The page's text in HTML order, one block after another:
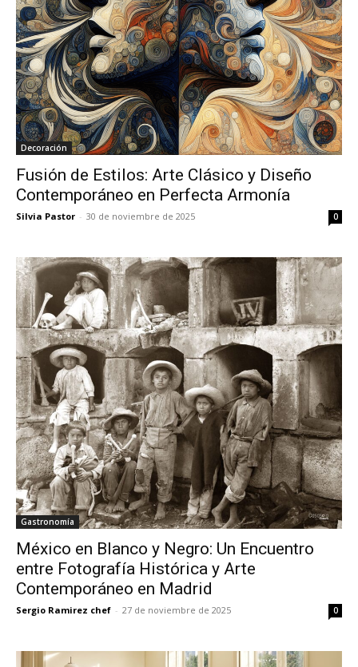
Decoración
Fusión de Estilos: Arte Clásico y Diseño
Contemporáneo en Perfecta Armonía
Silvia Pastor - 30 de noviembre de 2025 0
Gastronomía
México en Blanco y Negro: Un Encuentro
entre Fotografía Histórica y Arte
Contemporáneo en Madrid
Sergio Ramirez chef - 27 de noviembre de 2025 0